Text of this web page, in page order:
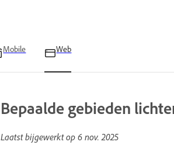
Mobile Web
Bepaalde gebieden
Laatst bijgewerkt op 6 nov. 2025